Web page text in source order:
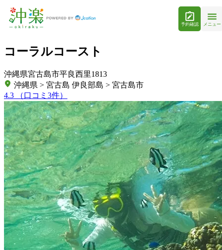
予約確認 メニュー
コーラルコースト
沖縄県宮古島市平良西里1813
沖縄県 > 宮古島 伊良部島 > 宮古島市
4.3
（口コミ3件）